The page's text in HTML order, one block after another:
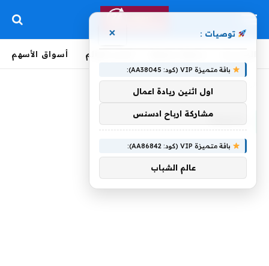
أخبار العالم أسواق الأسهم
بشومة
توصيات : ×
باقة متميزة VIP (كود: AA38045):
اول اثنين ريادة اعمال
مشاركة ارباح ادسنس
باقة متميزة VIP (كود: AA86842):
عالم الشباب